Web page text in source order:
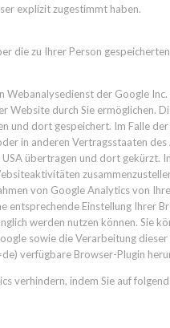
explizit zugestimmt haben.
die zu Ihrer Person
der Google
Website durch Sie ermöglichen.
und dort gespeichert. Im Falle
in anderen Vertragsstaaten
USA übertragen und dort
von Google Analytics von
entsprechende Einstellung Ihrer
werden nutzen können. Sie
sowie die Verarbeitung
verfügbare Browser-Plugin
verhindern, indem Sie auf